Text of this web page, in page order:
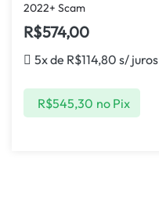
2022+ Scam
R$574,00
5x de R$114,80 s/ juros
R$545,30 no Pix